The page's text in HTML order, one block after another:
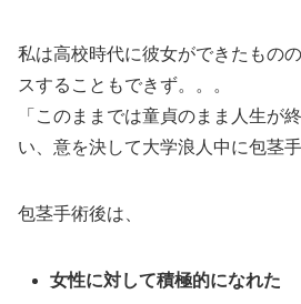
私は高校時代に彼女ができたもの
スすることもできず。。。
「このままでは童貞のまま人生が
い、意を決して大学浪人中に包茎
包茎手術後は、
女性に対して積極的になれた